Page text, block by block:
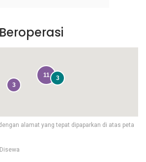
alamat yang tepat dipaparkan di atas peta
11
3
3